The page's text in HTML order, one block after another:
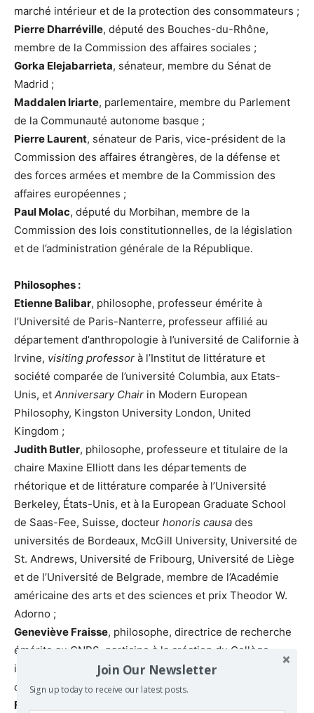
marché intérieur et de la protection des consommateurs ;
Pierre Dharréville, député des Bouches-du-Rhône,
membre de la Commission des affaires sociales ;
Gorka Elejabarrieta, sénateur, membre du Sénat de
Madrid ;
Maddalen Iriarte, parlementaire, membre du Parlement
de la Communauté autonome basque ;
Pierre Laurent, sénateur de Paris, vice-président de la
Commission des affaires étrangères, de la défense et
des forces armées et membre de la Commission des
affaires européennes ;
Paul Molac, député du Morbihan, membre de la
Commission des lois constitutionnelles, de la législation
et de l’administration générale de la République.
Philosophes :
Etienne Balibar, philosophe, professeur émérite à
l’Université de Paris-Nanterre, professeur affilié au
département d’anthropologie à l’université de Californie à
Irvine, visiting professor à l’Institut de littérature et
société comparée de l’université Columbia, aux Etats-
Unis, et Anniversary Chair in Modern European
Philosophy, Kingston University London, United
Kingdom ;
Judith Butler, philosophe, professeure et titulaire de la
chaire Maxine Elliott dans les départements de
rhétorique et de littérature comparée à l’Université
Berkeley, États-Unis, et à la European Graduate School
de Saas-Fee, Suisse, docteur honoris causa des
universités de Bordeaux, McGill University, Université de
St. Andrews, Université de Fribourg, Université de Liège
et de l’Université de Belgrade, membre de l’Académie
américaine des arts et des sciences et prix Theodor W.
Adorno ;
Geneviève Fraisse, philosophe, directrice de recherche
émérite au CNRS, participe à la création du Collège
international de philosophie (CIPH) et docteur
causade l’université du Chili ;
Federica Giardini
Join Our Newsletter
Sign up today to receive our latest posts.